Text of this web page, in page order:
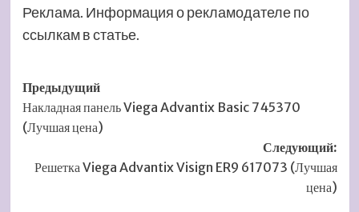
Реклама. Информация о рекламодателе по
ссылкам в статье.
Навигация
записи
Предыдущий
Накладная панель Viega Advantix Basic 745370
(Лучшая цена)
Следующий:
Решетка Viega Advantix Visign ER9 617073 (Лучшая
цена)